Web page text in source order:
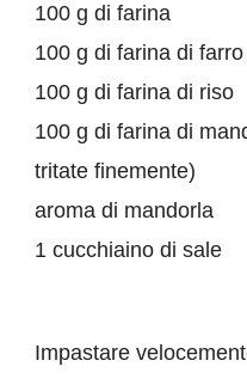
100 g di farina
100 g di farina di farro
100 g di farina di riso
100 g di farina di
tritate finemente)
aroma di mandorla
1 cucchiaino di sale
Impastare